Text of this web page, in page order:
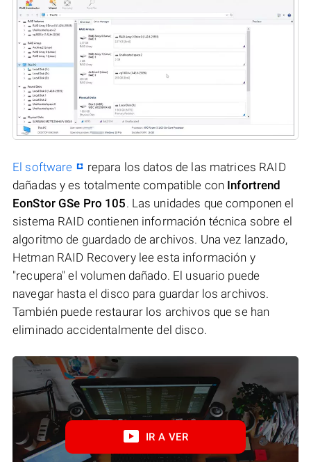
El software
repara los datos de las matrices RAID
dañadas y es totalmente compatible con Infortrend
EonStor GSe Pro 105. Las unidades que componen el
sistema RAID contienen información técnica sobre el
algoritmo de guardado de archivos. Una vez lanzado,
Hetman RAID Recovery lee esta información y
"recupera" el volumen dañado. El usuario puede
navegar hasta el disco para guardar los archivos.
También puede restaurar los archivos que se han
eliminado accidentalmente del disco.
IR A VER